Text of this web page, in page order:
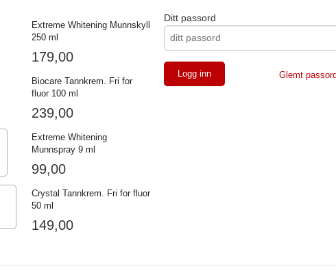
Extreme Whitening Munnskyll
250 ml
179,00
Biocare Tannkrem. Fri for
fluor 100 ml
239,00
Extreme Whitening
Munnspray 9 ml
99,00
Crystal Tannkrem. Fri for fluor
50 ml
149,00
Ditt passord
Glemt